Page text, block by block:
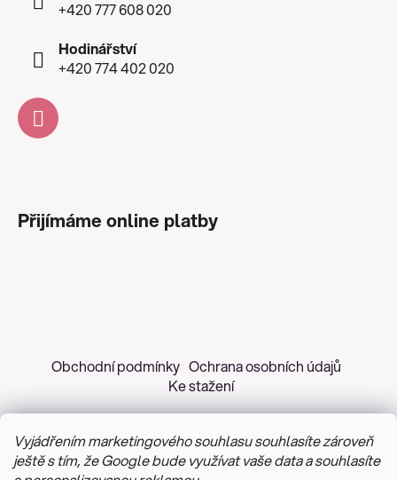
Vyjádřením marketingového souhlasu souhlasíte zároveň
ještě s tím, že Google bude využívat vaše data a souhlasíte
+420 777 608 020
Hodinářství
+420 774 402 020
Přijímáme online platby
Obchodní podmínky Ochrana osobních údajů
Ke stažení